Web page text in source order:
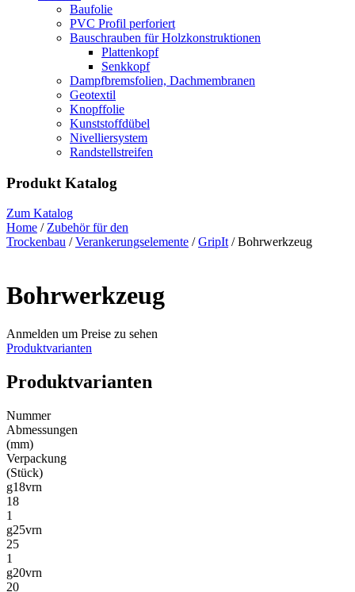
Baufolie
PVC Profil perforiert
Bauschrauben für Holzkonstruktionen
Plattenkopf
Senkkopf
Dampfbremsfolien, Dachmembranen
Geotextil
Knopffolie
Kunststoffdübel
Nivelliersystem
Randstellstreifen
Produkt Katalog
Zum Katalog
Home /Zubehör für den
Trockenbau /Verankerungselemente /GripIt/ Bohrwerkzeug
Bohrwerkzeug
Anmelden um Preise zu sehen
Produktvarianten
Produktvarianten
Nummer
Abmessungen
(mm)
Verpackung
(Stück)
g18vrn
18
1
g25vrn
25
1
g20vrn
20